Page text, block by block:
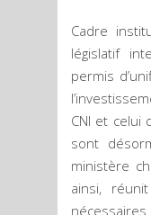
Cadre
législatif
permis
CNI et celui
sont
ministère
ainsi,
nécessaires